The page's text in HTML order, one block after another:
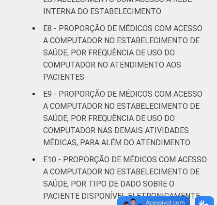
INTERNA DO ESTABELECIMENTO
E8 - PROPORÇÃO DE MÉDICOS COM ACESSO
A COMPUTADOR NO ESTABELECIMENTO DE
SAÚDE, POR FREQUÊNCIA DE USO DO
COMPUTADOR NO ATENDIMENTO AOS
PACIENTES
E9 - PROPORÇÃO DE MÉDICOS COM ACESSO
A COMPUTADOR NO ESTABELECIMENTO DE
SAÚDE, POR FREQUÊNCIA DE USO DO
COMPUTADOR NAS DEMAIS ATIVIDADES
MÉDICAS, PARA ALÉM DO ATENDIMENTO
E10 - PROPORÇÃO DE MÉDICOS COM ACESSO
A COMPUTADOR NO ESTABELECIMENTO DE
SAÚDE, POR TIPO DE DADO SOBRE O
PACIENTE DISPONÍVEL ELETRONICAMENTE